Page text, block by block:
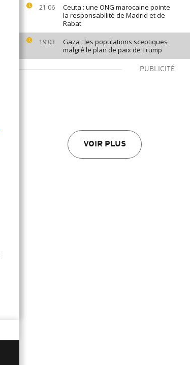
21:06
Ceuta : une ONG marocaine pointe
la responsabilité de Madrid et de
Rabat
19:03
Gaza : les populations sceptiques
malgré le plan de paix de Trump
PUBLICITÉ
VOIR PLUS